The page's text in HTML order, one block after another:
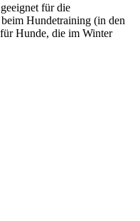
für die
Hundetraining (in den
Hunde, die im Winter